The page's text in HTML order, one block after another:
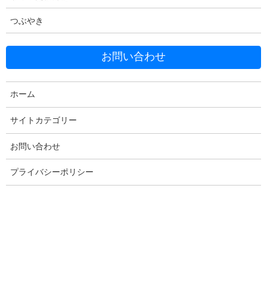
Facebook X Bluesky
Threads
Copy
コメントを残す
つぶやき
お問い合わせ
ホーム
サイトカテゴリー
お問い合わせ
プライバシーポリシー